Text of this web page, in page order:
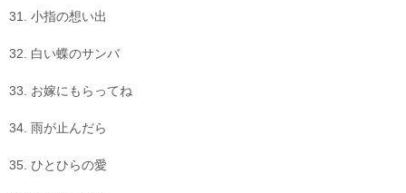
31. 小指の想い出
32. 白い蝶のサンバ
33. お嫁にもらってね
34. 雨が止んだら
35. ひとひらの愛